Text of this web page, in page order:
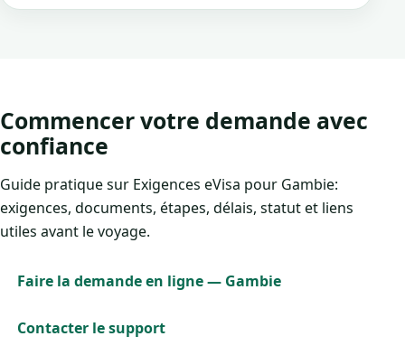
Commencer votre demande avec
confiance
Guide pratique sur Exigences eVisa pour Gambie:
exigences, documents, étapes, délais, statut et liens
utiles avant le voyage.
Faire la demande en ligne — Gambie
Contacter le support